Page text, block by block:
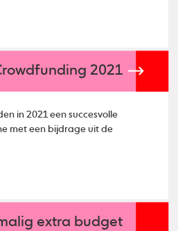
2021
in 2021 een succesvolle
met een bijdrage uit de
extra budget